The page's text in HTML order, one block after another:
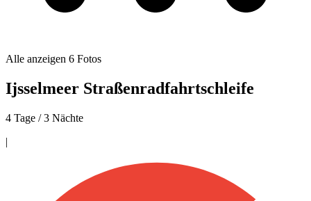
Alle anzeigen 6 Fotos
Ijsselmeer Straßenradfahrtschleife
4 Tage / 3 Nächte
|